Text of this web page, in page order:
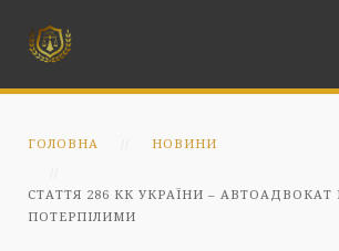
ГОЛОВНА НОВИНИ
СТАТТЯ 286 КК УКРАЇНИ –
ПОТЕРПІЛИМИ